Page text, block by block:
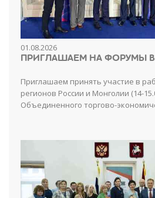
01.08.2026
ПРИГЛАШАЕМ НА ФОРУМЫ
Приглашаем принять участие в
регионов России и Монголии (14-
Объединенного торгово-